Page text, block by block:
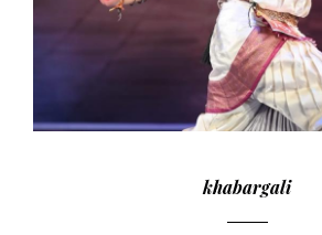
khabargali